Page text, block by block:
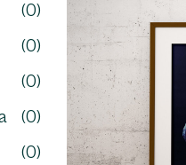
(0)
(0)
(0)
(0)
(0)